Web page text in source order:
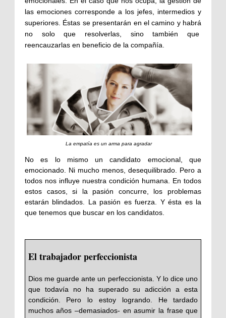
las emociones corresponde a los jefes, intermedios y
superiores. Éstas se presentarán en el camino y habrá
no solo que resolverlas, sino también que
reencauzarlas en beneficio de la compañía.
La empatía es un arma para agradar
No es lo mismo un candidato emocional, que
emocionado. Ni mucho menos, desequilibrado. Pero a
todos nos influye nuestra condición humana. En todos
estos casos, si la pasión concurre, los problemas
estarán blindados. La pasión es fuerza. Y ésta es la
que tenemos que buscar en los candidatos.
El trabajador perfeccionista
Dios me guarde ante un perfeccionista. Y lo dice uno
que todavía no ha superado su adicción a esta
condición. Pero lo estoy logrando. He tardado
muchos años –demasiados- en asumir la frase que